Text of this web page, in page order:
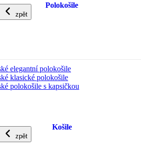
zpět
Polokošile
elegantní polokošile
klasické polokošile
polokošile s kapsičkou
zpět
Košile